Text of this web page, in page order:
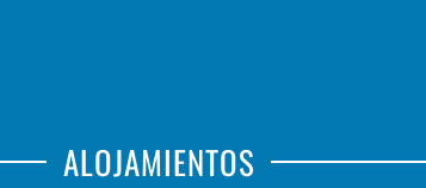
ALOJAMIENTOS